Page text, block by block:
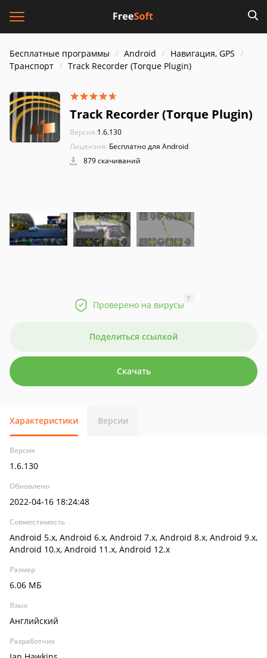
Бесплатные программы Android
Навигация, GPS
Транспорт
Track Recorder (Torque Plugin)
Track Recorder (Torque Plugin)
Версия:1.6.130
Лицензия: Бесплатно для Android
879 скачиваний
Проверено на вирусы
?
Поделиться ссылкой
Скачать
Характеристики Версии
Версия
1.6.130
Обновлено
2022-04-16 18:24:48
Совместимость
Android 5.x, Android 6.x, Android 7.x, Android 8.x, Android 9.x,
Android 10.x, Android 11.x, Android 12.x
Размер
6.06 МБ
Язык
Английский
Разработчик